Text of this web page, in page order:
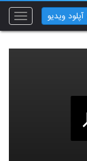
Toggle
آپلود ویدیو